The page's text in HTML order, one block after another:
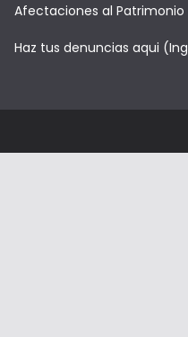
Afectaciones al
Haz tus denuncias aqui